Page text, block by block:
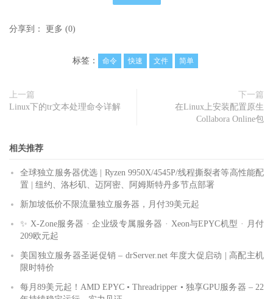
分享到： 更多 (0)
标签： 命令 快速 文件 简单
上一篇
Linux下的tr文本处理命令详解
下一篇
在Linux上安装配置原生
Collabora Online包
相关推荐
全球独立服务器优选 | Ryzen 9950X/4545P/线程撕裂者等高性能配
置 | 纽约、洛杉矶、迈阿密、阿姆斯特丹多节点部署
新加坡低价不限流量独立服务器，月付39美元起
✨ X-Zone服务器 · 企业级专属服务器 · Xeon与EPYC机型 · 月付
209欧元起
美国独立服务器圣诞促销 – drServer.net 年度大促启动 | 高配主机
限时特价
每月89美元起！AMD EPYC • Threadripper • 独享GPU服务器 – 22